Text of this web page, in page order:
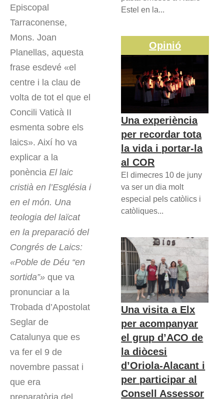
Episcopal
Tarraconense,
Mons. Joan
Planellas, aquesta
frase esdevé «el
centre i la clau de
volta de tot el que el
Concili Vaticà II
esmenta sobre els
laics». Així ho va
explicar a la
ponència El laic
cristià en l’Església i
en el món. Una
teologia del laïcat
en la preparació del
Congrés de Laics:
«Poble de Déu “en
sortida”» que va
pronunciar a la
Trobada d’Apostolat
Seglar de
Catalunya que es
va fer el 9 de
novembre passat i
que era
Estel en la...
Opinió
Una experiència
per recordar tota
la vida i portar-la
al COR
El dimecres 10 de juny
va ser un dia molt
especial pels catòlics i
catòliques...
Una visita a Elx
per acompanyar
el grup d’ACO de
la diòcesi
d’Oriola-Alacant i
per participar al
Consell Assessor